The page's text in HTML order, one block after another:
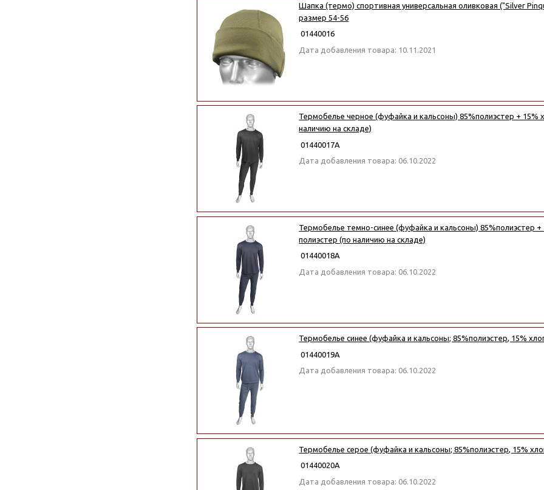
Шапка (термо) спортивная универсальная оливковая ("Silver
размер 54-56
01440016
Дата добавления товара: 10.11.2021
Термобелье черное (фуфайка и кальсоны) 85%полиэстер + 15%
наличию на складе)
01440017А
Дата добавления товара: 06.10.2022
Термобелье темно-синее (фуфайка и кальсоны) 85%полиэстер +
полиэстер (по наличию на складе)
01440018А
Дата добавления товара: 06.10.2022
Термобелье синее (фуфайка и кальсоны; 85%полиэстер, 15%
01440019А
Дата добавления товара: 06.10.2022
Термобелье серое (фуфайка и кальсоны; 85%полиэстер, 15%
01440020А
Дата добавления товара: 06.10.2022